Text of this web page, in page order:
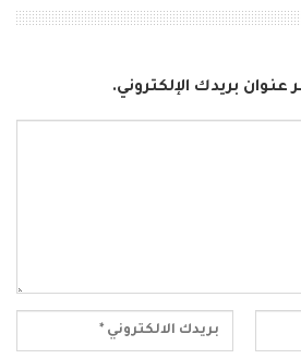
عنوان بريدك الإلكتروني.